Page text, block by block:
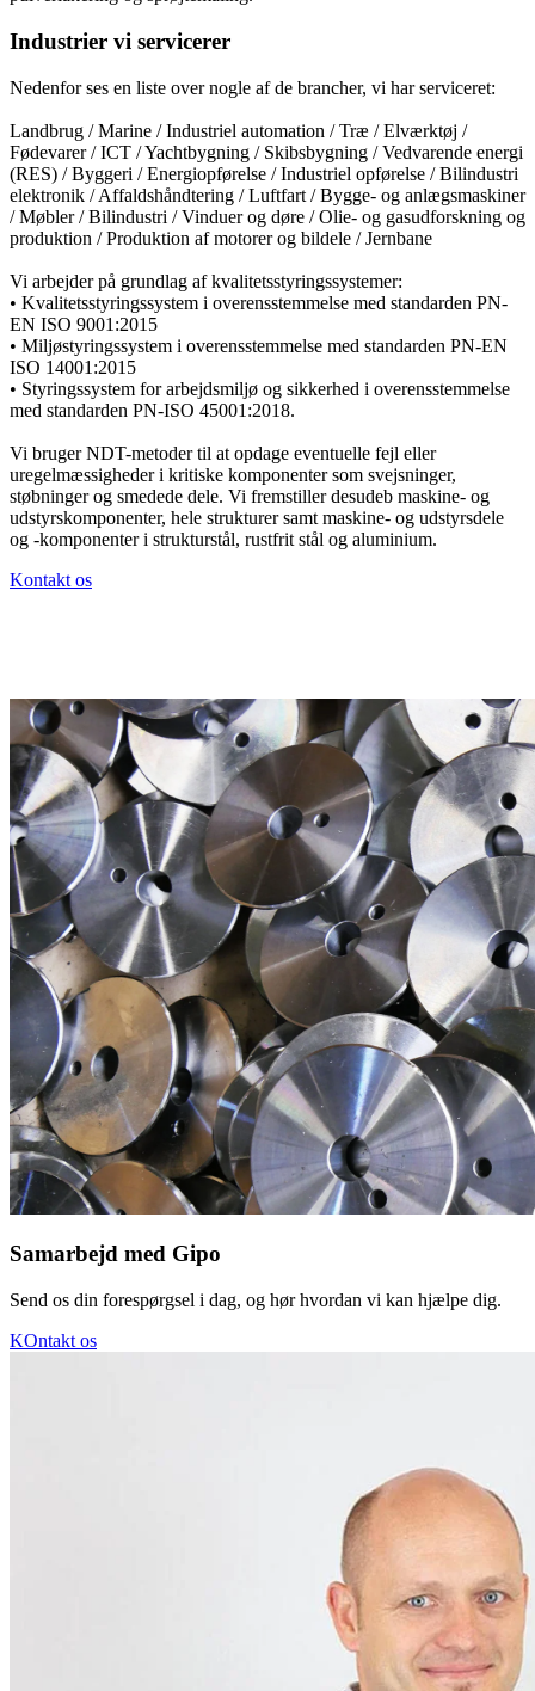
Industrier vi servicerer
Nedenfor ses en liste over nogle af de brancher, vi har serviceret:
Landbrug / Marine / Industriel automation / Træ / Elværktøj /
Fødevarer / ICT / Yachtbygning / Skibsbygning / Vedvarende energi
(RES) / Byggeri / Energiopførelse / Industriel opførelse / Bilindustri
elektronik / Affaldshåndtering / Luftfart / Bygge- og anlægsmaskiner
/ Møbler / Bilindustri / Vinduer og døre / Olie- og gasudforskning og
produktion / Produktion af motorer og bildele / Jernbane
Vi arbejder på grundlag af kvalitetsstyringssystemer:
• Kvalitetsstyringssystem i overensstemmelse med standarden PN-
EN ISO 9001:2015
• Miljøstyringssystem i overensstemmelse med standarden PN-EN
ISO 14001:2015
• Styringssystem for arbejdsmiljø og sikkerhed i overensstemmelse
med standarden PN-ISO 45001:2018.
Vi bruger NDT-metoder til at opdage eventuelle fejl eller
uregelmæssigheder i kritiske komponenter som svejsninger,
støbninger og smedede dele. Vi fremstiller desudeb maskine- og
udstyrskomponenter, hele strukturer samt maskine- og udstyrsdele
og -komponenter i strukturstål, rustfrit stål og aluminium.
Kontakt os
Samarbejd med Gipo
Send os din forespørgsel i dag, og hør hvordan vi kan hjælpe dig.
KOntakt os